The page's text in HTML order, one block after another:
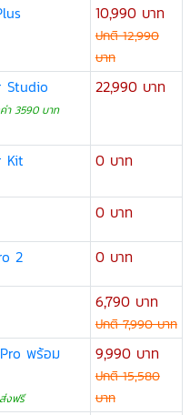
10,990 บาท
ปกติ 12,990
บาท
Studio
า 3590 บาท
22,990 บาท
Kit 0 บาท
0 บาท
2 0 บาท
6,790 บาท
ปกติ 7,990 บาท
พร้อม
งฟรี
9,990 บาท
ปกติ 15,580
บาท